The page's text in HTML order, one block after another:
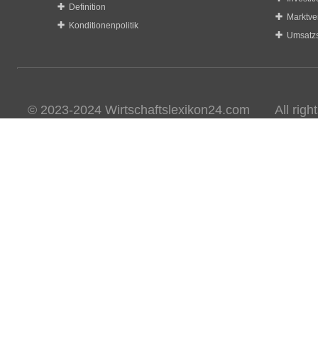
Definition
Konditionenpolitik
© 2023-2024 Wirtschaftslexikon24.com All